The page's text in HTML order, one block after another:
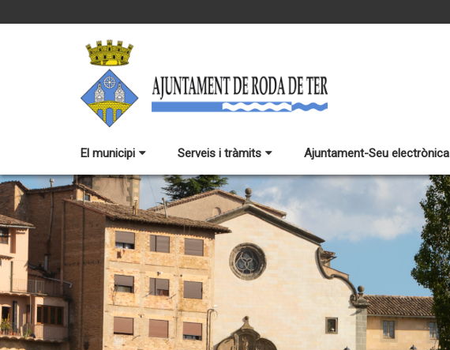
El municipi Serveis i tràmits Ajuntament-Seu electrònica